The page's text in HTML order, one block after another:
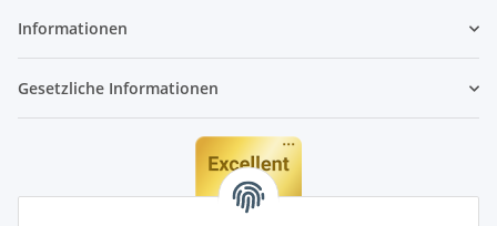
Informationen
Gesetzliche Informationen